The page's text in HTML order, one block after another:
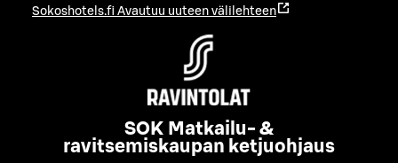
Sokoshotels.fi Avautuu uuteen välilehteen
SOK Matkailu- &
ravitsemiskaupan ketjuohjaus